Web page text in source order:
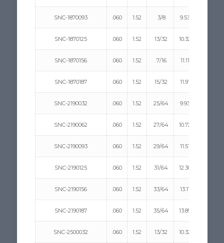
SNC-1870093 .060 1.52 3/8 9.53
SNC-1870125 .060 1.52 13/32 10.32
SNC-1870156 .060 1.52 7/16 11.11
SNC-1870187 .060 1.52 15/32 11.91
SNC-2190032 .060 1.52 25/64 9.93
SNC-2190062 .060 1.52 27/64 10.72
SNC-2190093 .060 1.52 29/64 11.51
SNC-2190125 .060 1.52 31/64 12.30
SNC-2190156 .060 1.52 33/64 13.11
SNC-2190187 .060 1.52 35/64 13.89
SNC-2500032 .060 1.52 13/32 10.32